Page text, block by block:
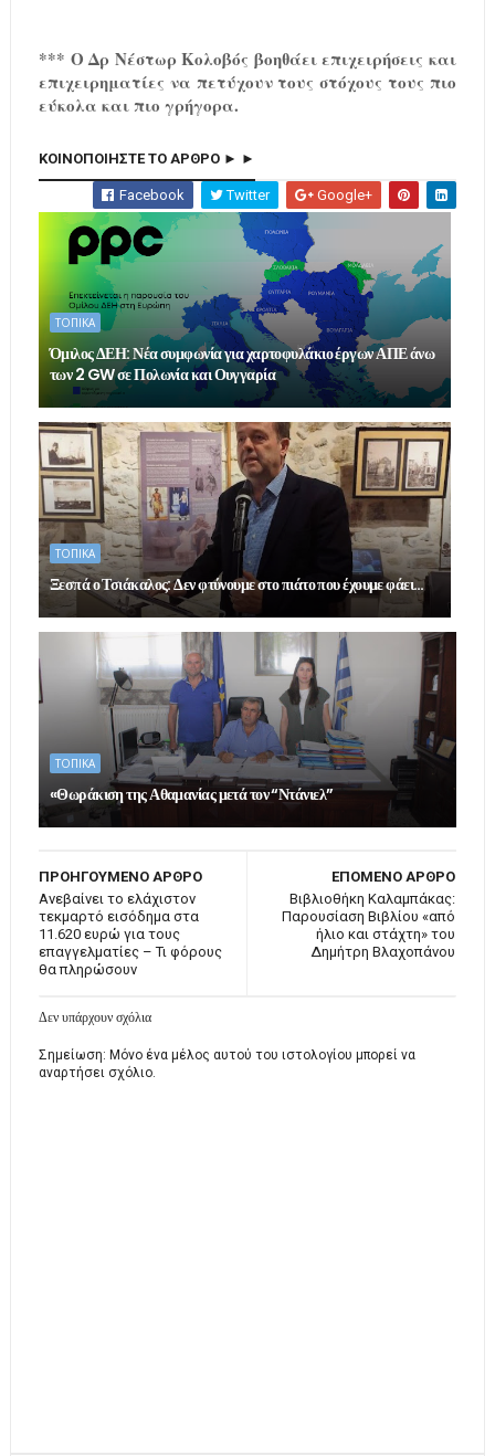
*** Ο Δρ Νέστωρ Κολοβός βοηθάει επιχειρήσεις και
επιχειρηματίες να πετύχουν τους στόχους τους πιο
εύκολα και πιο γρήγορα.
ΚΟΙΝΟΠΟΙΗΣΤΕ ΤΟ ΑΡΘΡΟ ► ►
Facebook Twitter Google+
ΤΟΠΙΚΑ
Όμιλος ΔΕΗ: Νέα συμφωνία για χαρτοφυλάκιο έργων ΑΠΕ άνω
των 2 GW σε Πολωνία και Ουγγαρία
ΤΟΠΙΚΑ
Ξεσπά ο Τσιάκαλος: Δεν φτύνουμε στο πιάτο που έχουμε φάει…
ΤΟΠΙΚΑ
«Θωράκιση της Αθαμανίας μετά τον “Ντάνιελ”
ΕΠΟΜΕΝΟ ΑΡΘΡΟ
Βιβλιοθήκη Καλαμπάκας:
Παρουσίαση Βιβλίου «από
ήλιο και στάχτη» του
Δημήτρη Βλαχοπάνου
ΠΡΟΗΓΟΥΜΕΝΟ ΑΡΘΡΟ
Ανεβαίνει το ελάχιστον
τεκμαρτό εισόδημα στα
11.620 ευρώ για τους
επαγγελματίες – Τι φόρους
θα πληρώσουν
Δεν υπάρχουν σχόλια
Σημείωση: Μόνο ένα μέλος αυτού του ιστολογίου μπορεί να
αναρτήσει σχόλιο.